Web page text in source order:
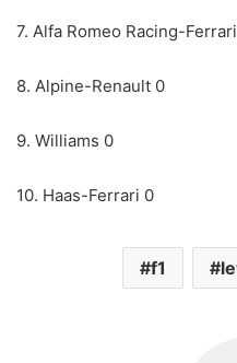
7. Alfa Romeo Racing-
8. Alpine-Renault 0
9. Williams 0
10. Haas-Ferrari 0
f1